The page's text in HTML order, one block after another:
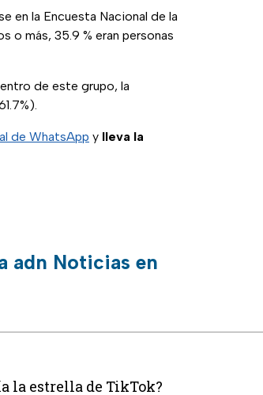
pestaña)
en la Encuesta Nacional de la
o más, 35.9 % eran personas
de este grupo, la
de WhatsApp y lleva la
adn Noticias en
la estrella de TikTok?